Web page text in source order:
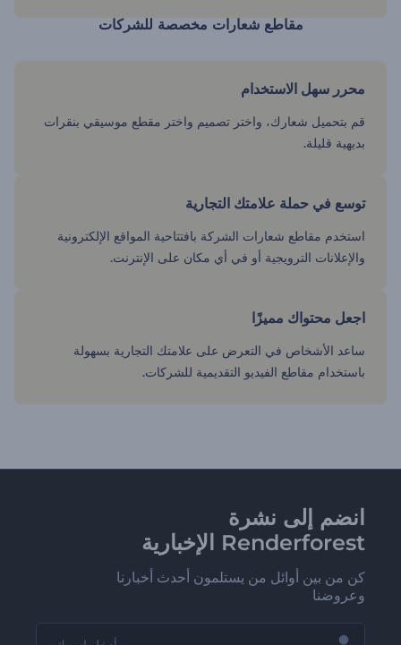
مقاطع شعارات مخصصة للشركات
محرر سهل الاستخدام
قم بتحميل شعارك، واختر تصميم واختر مقطع موسيقي بنقرات
بديهية قليلة.
توسع في حملة علامتك التجارية
استخدم مقاطع شعارات الشركة بافتتاحية المواقع الإلكترونية
والإعلانات الترويجية أو في أي مكان على الإنترنت.
اجعل محتواك مميزًا
ساعد الأشخاص في التعرض على علامتك التجارية بسهولة
باستخدام مقاطع الفيديو التقديمية للشركات.
انضم إلى نشرة
Renderforest الإخبارية
كن من بين أوائل من يستلمون أحدث أخبارنا
وعروضنا